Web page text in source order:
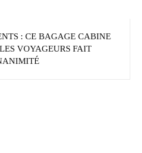
: CE BAGAGE CABINE
VOYAGEURS FAIT